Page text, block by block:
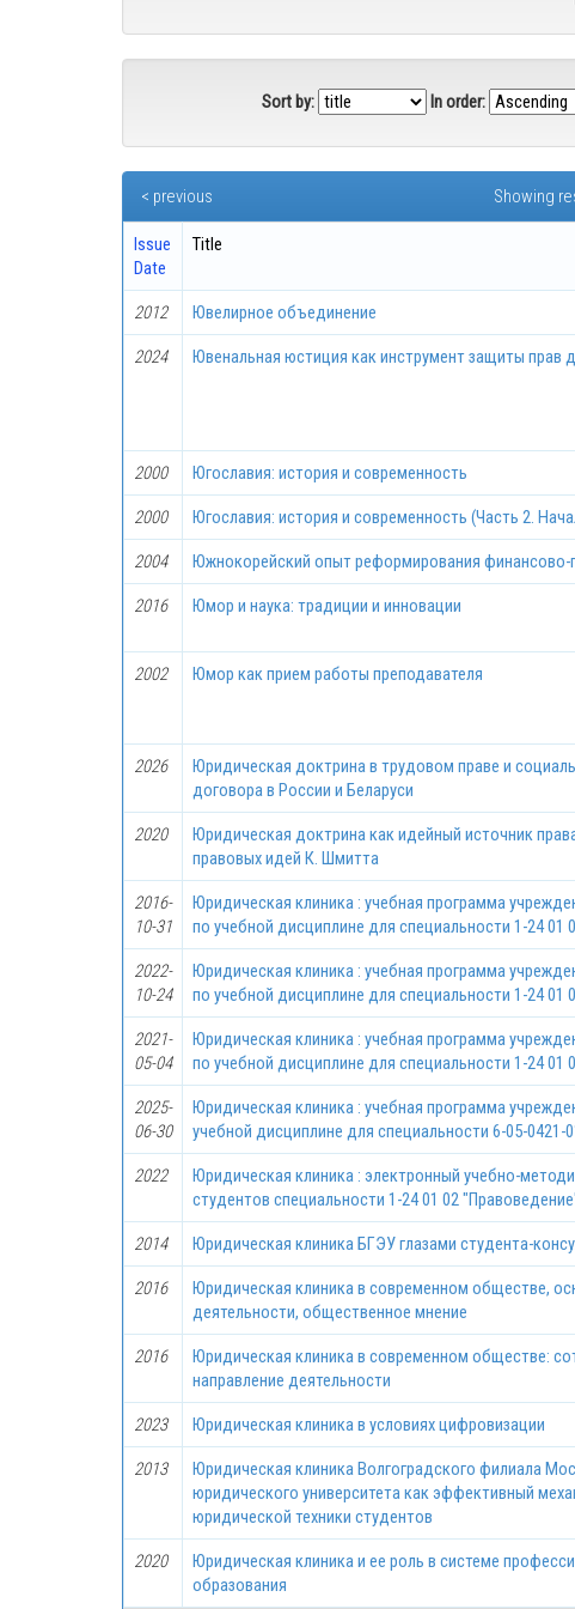
Sort by: In order:
Showing
< previous
Issue
Date
Title
2012 Ювелирное объединение
2024 Ювенальная юстиция как инструмент защиты прав
2000 Югославия: история и современность
2000 Югославия: история и современность (Часть 2.
2004 Южнокорейский опыт реформирования финансово-
2016 Юмор и наука: традиции и инновации
2002 Юмор как прием работы преподавателя
2026
Юридическая доктрина в трудовом праве и
договора в России и Беларуси
2020
Юридическая доктрина как идейный источник
правовых идей К. Шмитта
2016-
10-31
Юридическая клиника : учебная программа
по учебной дисциплине для специальности 1-24 01
2022-
10-24
Юридическая клиника : учебная программа
по учебной дисциплине для специальности 1-24 01
2021-
05-04
Юридическая клиника : учебная программа
по учебной дисциплине для специальности 1-24 01
2025-
06-30
Юридическая клиника : учебная программа
учебной дисциплине для специальности 6-05-0421-
2022
Юридическая клиника : электронный учебно-
студентов специальности 1-24 01 02
2014 Юридическая клиника БГЭУ глазами студента-
2016
Юридическая клиника в современном обществе,
деятельности, общественное мнение
2016
Юридическая клиника в современном обществе:
направление деятельности
2023 Юридическая клиника в условиях цифровизации
2013
Юридическая клиника Волгоградского филиала
юридического университета как эффективный
юридической техники студентов
2020
Юридическая клиника и ее роль в системе
образования